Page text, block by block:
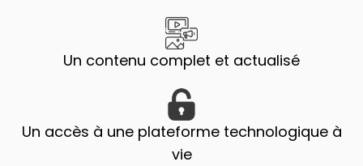
Un contenu complet et actualisé
Un accès à une plateforme technologique à
vie